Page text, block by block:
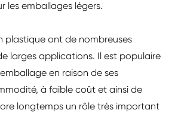
les emballages légers.
plastique ont de nombreuses
larges applications. Il est populaire
en raison de ses
à faible coût et ainsi de
longtemps un rôle très important